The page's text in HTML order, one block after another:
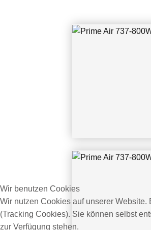
Wir benutzen Cookies
Wir nutzen Cookies auf unserer
(Tracking Cookies). Sie können selbst
zur Verfügung stehen.